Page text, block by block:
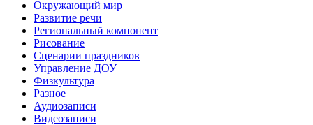
Окружающий мир
Развитие речи
Региональный компонент
Рисование
Сценарии праздников
Управление ДОУ
Физкультура
Разное
Аудиозаписи
Видеозаписи